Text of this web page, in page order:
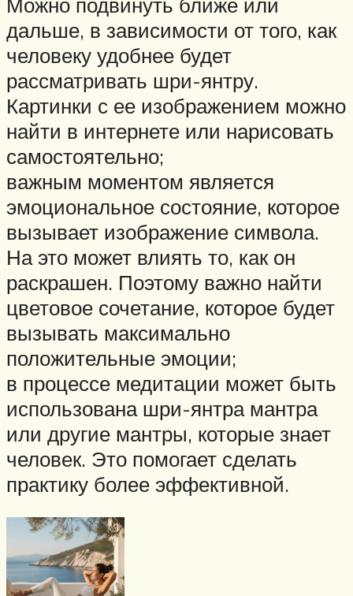
дальше, в зависимости от того, как
человеку удобнее будет
рассматривать шри-янтру.
Картинки с ее изображением можно
найти в интернете или нарисовать
самостоятельно;
важным моментом является
эмоциональное состояние, которое
вызывает изображение символа.
На это может влиять то, как он
раскрашен. Поэтому важно найти
цветовое сочетание, которое будет
вызывать максимально
положительные эмоции;
в процессе медитации может быть
использована шри-янтра мантра
или другие мантры, которые знает
человек. Это помогает сделать
практику более эффективной.